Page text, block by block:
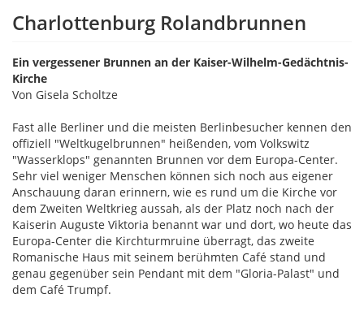
Charlottenburg Rolandbrunnen
Ein vergessener Brunnen an der Kaiser-Wilhelm-Gedächtnis-
Kirche
Von Gisela Scholtze
Fast alle Berliner und die meisten Berlinbesucher kennen den
offiziell "Weltkugelbrunnen" heißenden, vom Volkswitz
"Wasserklops" genannten Brunnen vor dem Europa-Center.
Sehr viel weniger Menschen können sich noch aus eigener
Anschauung daran erinnern, wie es rund um die Kirche vor
dem Zweiten Weltkrieg aussah, als der Platz noch nach der
Kaiserin Auguste Viktoria benannt war und dort, wo heute das
Europa-Center die Kirchturmruine überragt, das zweite
Romanische Haus mit seinem berühmten Café stand und
genau gegenüber sein Pendant mit dem "Gloria-Palast" und
dem Café Trumpf.